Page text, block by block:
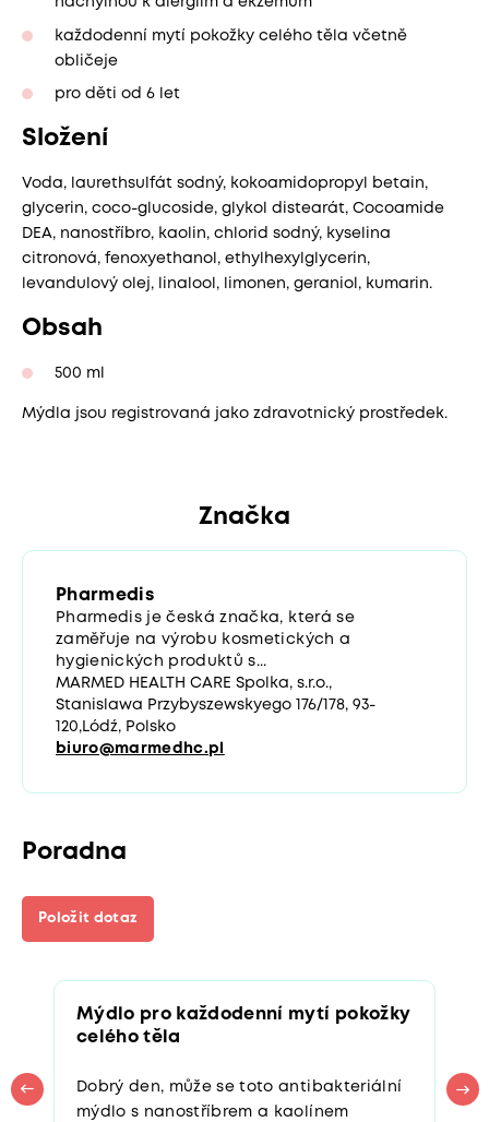
každodenní mytí pokožky celého těla včetně
obličeje
pro děti od 6 let
Složení
Voda, laurethsulfát sodný, kokoamidopropyl betain,
glycerin, coco-glucoside, glykol distearát, Cocoamide
DEA, nanostříbro, kaolin, chlorid sodný, kyselina
citronová, fenoxyethanol, ethylhexylglycerin,
levandulový olej, linalool, limonen, geraniol, kumarin.
Obsah
500 ml
Mýdla jsou registrovaná jako zdravotnický prostředek.
Značka
Pharmedis
Pharmedis je česká značka, která se
zaměřuje na výrobu kosmetických a
hygienických produktů s...
MARMED HEALTH CARE Spolka, s.r.o.,
Stanislawa Przybyszewskyego 176/178, 93-
120,Lódź, Polsko
biuro@marmedhc.pl
Poradna
Položit dotaz
Mýdlo pro každodenní mytí pokožky
celého těla
Dobrý den, může se toto antibakteriální
mýdlo s nanostříbrem a kaolínem